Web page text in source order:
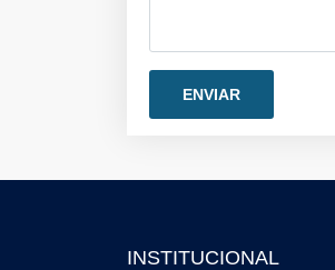
INSTITUCIONAL